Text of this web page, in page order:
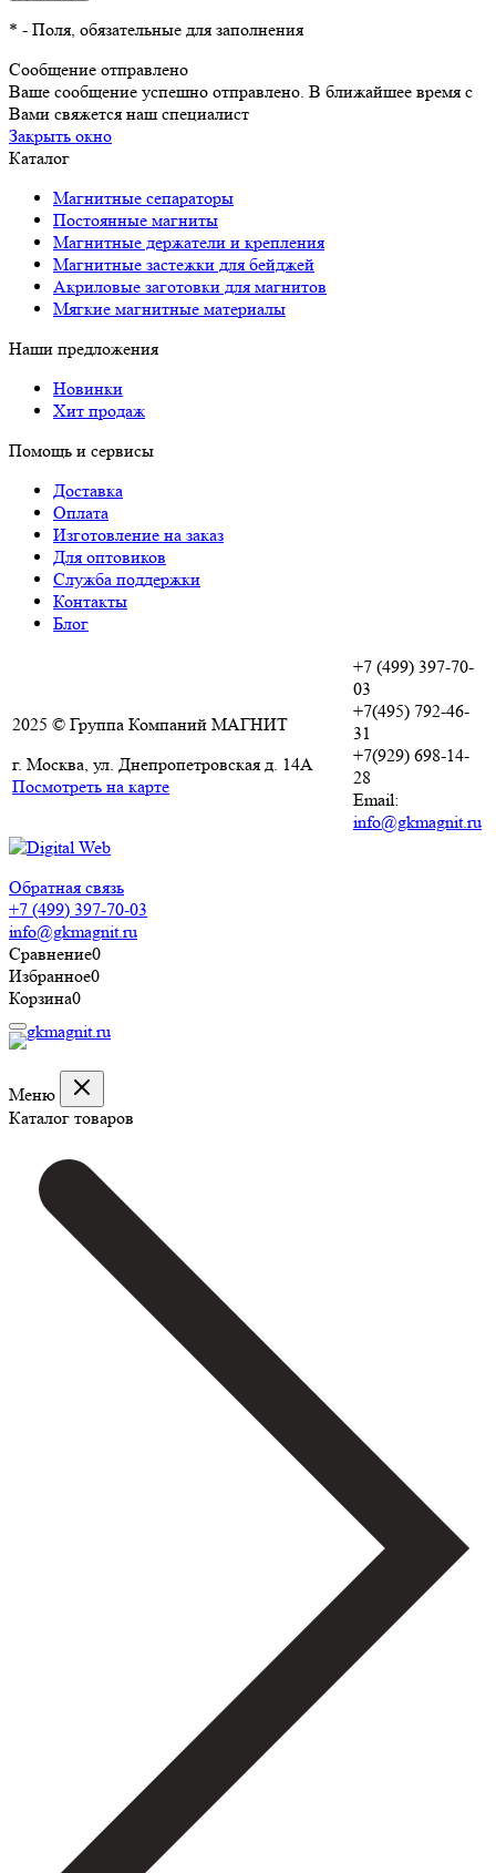
* - Поля, обязательные для заполнения
Сообщение отправлено
Ваше сообщение успешно отправлено. В ближайшее время с
Вами свяжется наш специалист
Закрыть окно
Каталог
Магнитные сепараторы
Постоянные магниты
Магнитные держатели и крепления
Магнитные застежки для бейджей
Акриловые заготовки для магнитов
Мягкие магнитные материалы
Наши предложения
Новинки
Хит продаж
Помощь и сервисы
Доставка
Оплата
Изготовление на заказ
Для оптовиков
Служба поддержки
Контакты
Блог
2025 © Группа Компаний МАГНИТ
г. Москва, ул. Днепропетровская д. 14А
Посмотреть на карте
+7 (499) 397-70-
03
+7(495) 792-46-
31
+7(929) 698-14-
28
Email:
info@gkmagnit.ru
Обратная связь
+7 (499) 397-70-03
info@gkmagnit.ru
Сравнение0
Избранное0
Корзина0
Меню
Каталог товаров